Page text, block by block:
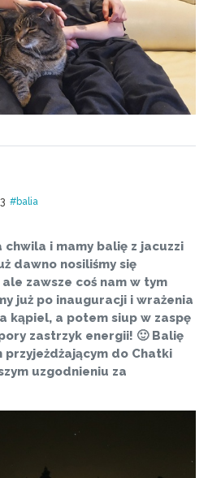
balia
chwila i mamy balię z jacuzzi
dawno nosiliśmy się
zawsze coś nam w tym
już po inauguracji i wrażenia
kąpiel, a potem siup w zaspę
zastrzyk energii! 🙂 Balię
przyjeżdżającym do Chatki
uzgodnieniu za